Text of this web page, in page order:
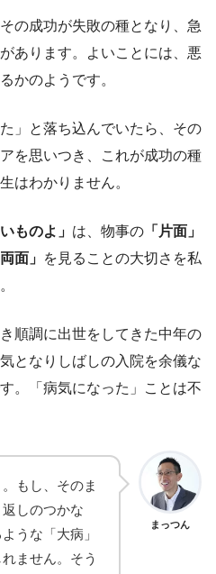
の成功が失敗の種となり、急
あります。よいことには、悪
かのようです。
」と落ち込んでいたら、その
を思いつき、これが成功の種
はわかりません。
ものよ」 は、物事の 「片面」
両面」 を見ることの大切さを私
順調に出世をしてきた中年の
となりしばしの入院を余儀な
。「病気になった」ことは不
まっつん
もし、そのま
しのつかな
うな「大病」
ません。そう